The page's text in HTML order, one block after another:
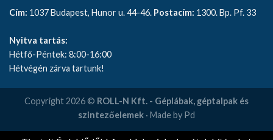
Cím: 1037 Budapest, Hunor u. 44-46. Postacím: 1300. Bp. Pf. 33
Nyitva tartás:
Hétfő-Péntek: 8:00-16:00
Hétvégén zárva tartunk!
Copyright 2026 © ROLL-N Kft. - Géplábak, géptalpak és
szintezőelemek · Made by Pd